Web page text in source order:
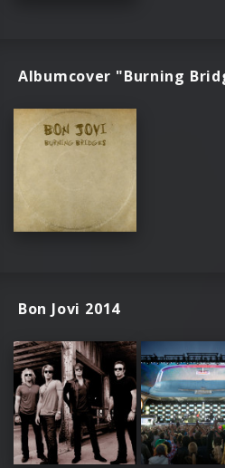
Albumcover "Burning
Bon Jovi 2014